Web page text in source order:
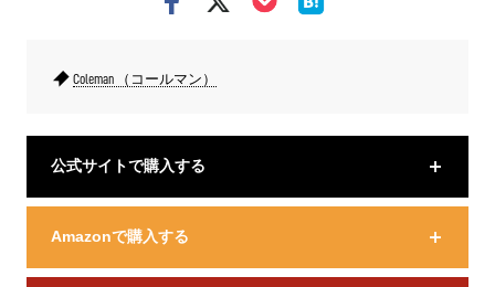
Coleman （コールマン）
公式サイトで購入する
Amazonで購入する